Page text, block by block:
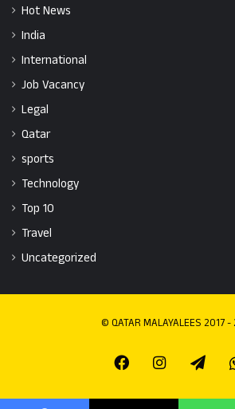
Hot News
India
International
Job Vacancy
Legal
Qatar
sports
Technology
Top 10
Travel
Uncategorized
© QATAR MALAYALEES 2017
FacebookInstagram